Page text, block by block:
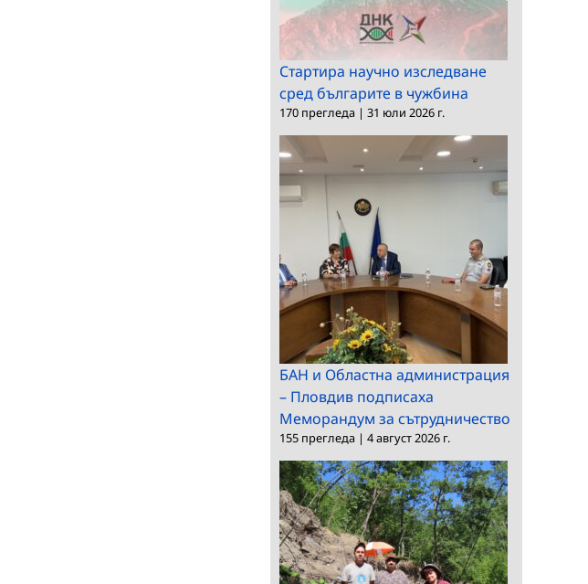
Стартира научно изследване
сред българите в чужбина
170 прегледа | 31 юли 2026 г.
БАН и Областна администрация
– Пловдив подписаха
Меморандум за сътрудничество
155 прегледа | 4 август 2026 г.